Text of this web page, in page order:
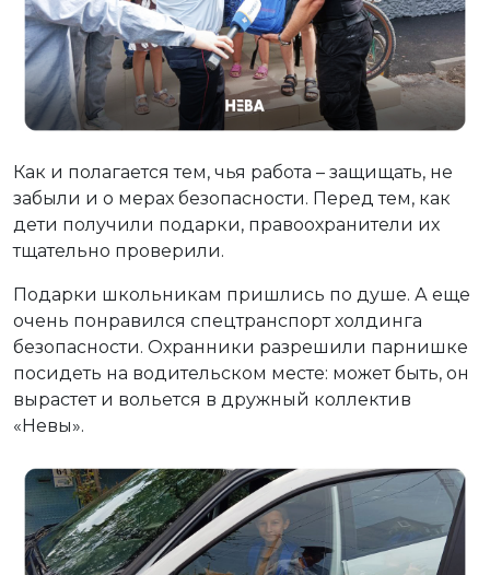
Как и полагается тем, чья работа – защищать, не
забыли и о мерах безопасности. Перед тем, как
дети получили подарки, правоохранители их
тщательно проверили.
Подарки школьникам пришлись по душе. А еще
очень понравился спецтранспорт холдинга
безопасности. Охранники разрешили парнишке
посидеть на водительском месте: может быть, он
вырастет и вольется в дружный коллектив
«Невы».